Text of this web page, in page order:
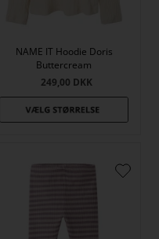
NAME IT Hoodie Doris
Buttercream
249,00 DKK